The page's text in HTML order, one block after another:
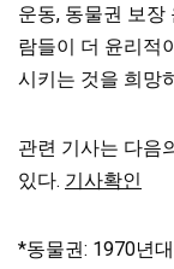
운동, 동물권 보장
람들이 더 윤리적
시키는 것을 희망
관련 기사는 다음
있다. 기사확인
*동물권: 1970년